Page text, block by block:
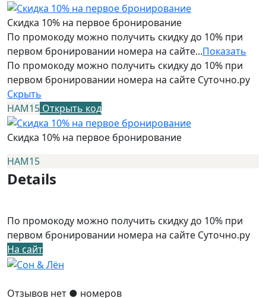
Скидка 10% на первое бронирование
По промокоду можно получить скидку до 10% при
первом бронировании номера на сайте...Показать
По промокоду можно получить скидку до 10% при
первом бронировании номера на сайте Суточно.ру
Скрыть
НАМ15 Открыть код
Скидка 10% на первое бронирование
НАМ15
Details
По промокоду можно получить скидку до 10% при
первом бронировании номера на сайте Суточно.ру
На сайт
Отзывов нет ● номеров